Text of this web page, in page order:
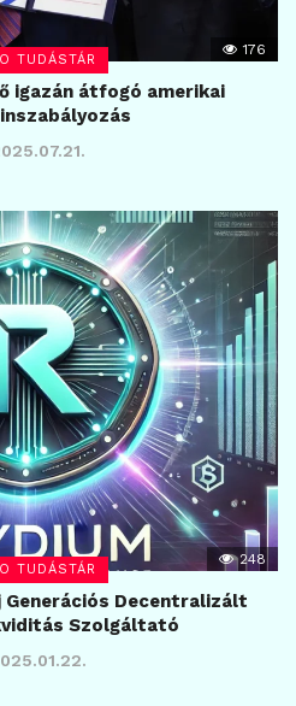
TUDÁSTÁR
176
igazán átfogó amerikai
TUDÁSTÁR
248
Generációs Decentralizált
Szolgáltató